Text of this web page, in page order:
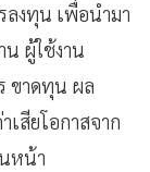
ลงทุน เพื่อนำมา
ผู้ใช้งาน
ขาดทุน ผล
เสียโอกาสจาก
หน้า